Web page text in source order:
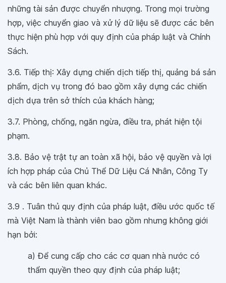
những tài sản được chuyển nhượng. Trong mọi trường
hợp, việc chuyển giao và xử lý dữ liệu sẽ được các bên
thực hiện phù hợp với quy định của pháp luật và Chính
Sách.
3.6. Tiếp thị: Xây dựng chiến dịch tiếp thị, quảng bá sản
phẩm, dịch vụ trong đó bao gồm xây dựng các chiến
dịch dựa trên sở thích của khách hàng;
3.7. Phòng, chống, ngăn ngừa, điều tra, phát hiện tội
phạm.
3.8. Bảo vệ trật tự an toàn xã hội, bảo vệ quyền và lợi
ích hợp pháp của Chủ Thể Dữ Liệu Cá Nhân, Công Ty
và các bên liên quan khác.
3.9 . Tuân thủ quy định của pháp luật, điều ước quốc tế
mà Việt Nam là thành viên bao gồm nhưng không giới
hạn bởi:
a) Để cung cấp cho các cơ quan nhà nước có
thẩm quyền theo quy định của pháp luật;